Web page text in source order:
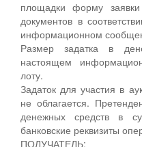
площадки форму
документов в
информационном
Размер задатка в
настоящем
лоту.
Задаток для участия в
не облагается.
денежных средств в
банковские реквизиты
ПОЛУЧАТЕЛЬ: